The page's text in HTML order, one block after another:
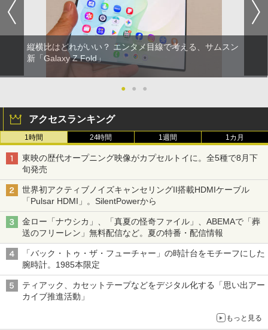
縦横比はどれがいい？ エンタメ目線で考える、サムスン
新「Galaxy Z Fold」
● ● ●
アクセスランキング
1時間 24時間 1週間 1カ月
東映の歴代オープニング映像がカプセルトイに。全5種で8月下
旬発売
世界初アクティブノイズキャンセリングII搭載HDMIケーブル
「Pulsar HDMI」。SilentPowerから
金ロー「ナウシカ」、「真夏の怪奇ファイル」、ABEMAで「葬
送のフリーレン」無料配信など。夏の特番・配信情報
「バック・トゥ・ザ・フューチャー」の時計台をモチーフにした
腕時計。1985本限定
ティアック、カセットテープなどをデジタル化する「思い出アー
カイブ推進活動」
もっと見る